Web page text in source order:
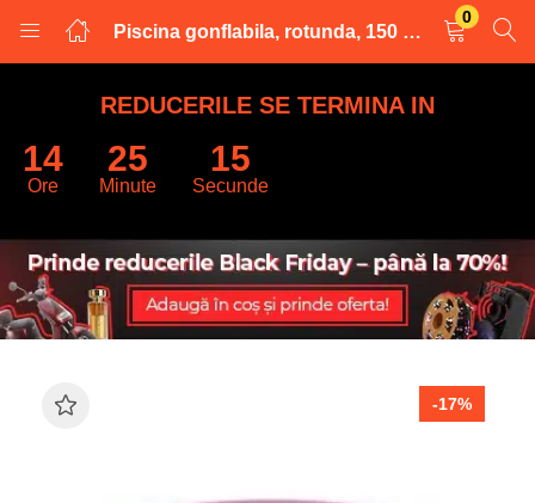
Piscina gonflabila, rotunda, 150 x 25 cm, multicolora
0
LOGARE
INREGISTRARE
Introduceti numele de utilizator și parola pentru a va autentifica.
REDUCERILE SE TERMINA IN
14
Ore
25
Minute
14
Secunde
-17%